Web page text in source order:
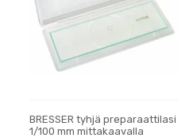
BRESSER tyhjä preparaattilasi
1/100 mm mittakaavalla